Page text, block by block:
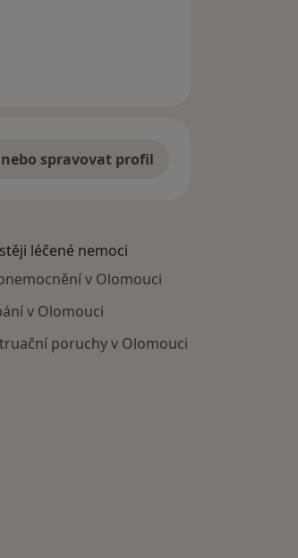
spravovat profil
léčené nemoci
v Olomouci
v Olomouci
poruchy v Olomouci